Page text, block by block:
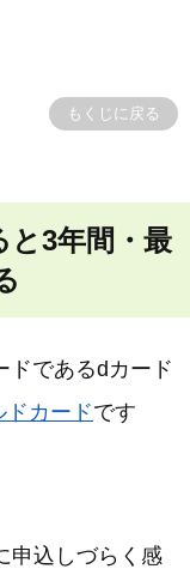
もくじに戻る
と3年間・最
ドであるdカード
ドカードです
申込しづらく感